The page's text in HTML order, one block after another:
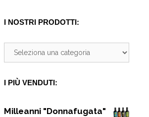
I NOSTRI PRODOTTI:
I PIÙ VENDUTI:
Milleanni "Donnafugata"